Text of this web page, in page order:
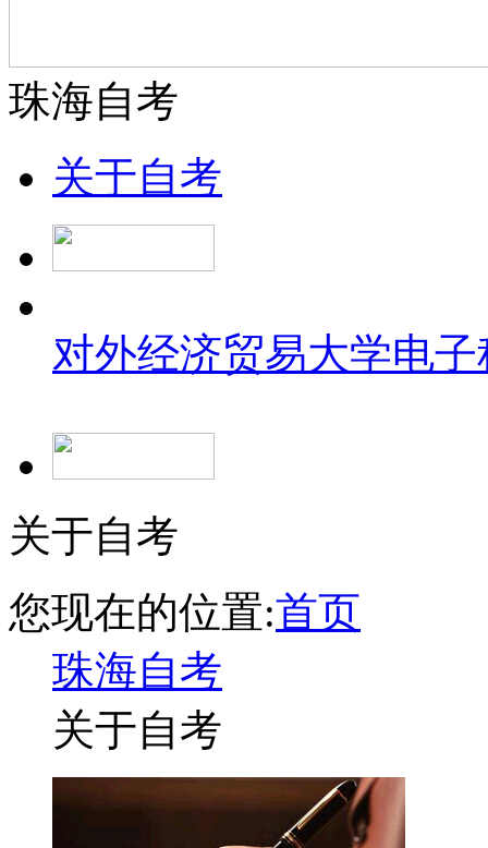
珠海自考
关于自考
对外经济贸易大学电
关于自考
您现在的位置:首页
珠海自考
关于自考